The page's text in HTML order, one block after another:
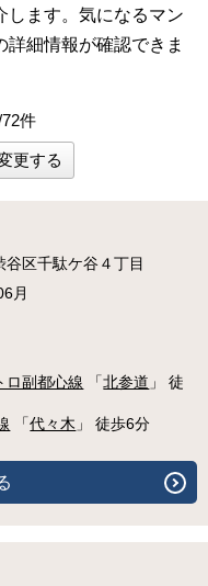
します。気になるマン
細情報が確認できま
件
更する
谷区千駄ケ谷４丁目
月
ロ副都心線 「北参道 」 徒
「代々木 」 徒歩6分